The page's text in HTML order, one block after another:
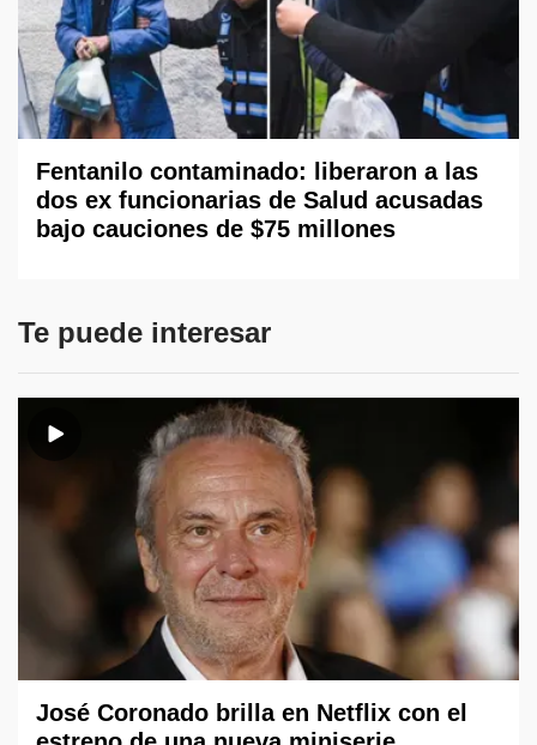
Fentanilo contaminado: liberaron a las
dos ex funcionarias de Salud acusadas
bajo cauciones de $75 millones
Te puede interesar
José Coronado brilla en Netflix con el